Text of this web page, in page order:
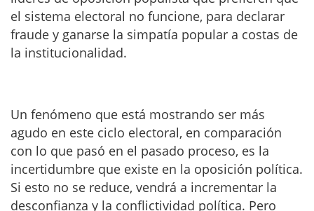
el sistema electoral no funcione, para declarar
fraude y ganarse la simpatía popular a costas de
la institucionalidad.
Un fenómeno que está mostrando ser más
agudo en este ciclo electoral, en comparación
con lo que pasó en el pasado proceso, es la
incertidumbre que existe en la oposición política.
Si esto no se reduce, vendrá a incrementar la
desconfianza y la conflictividad política. Pero